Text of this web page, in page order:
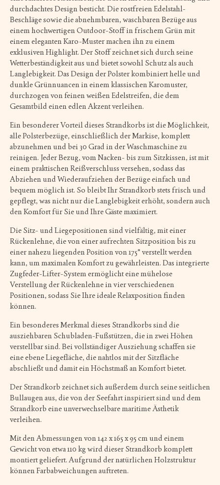
durchdachtes Design besticht. Die rostfreien Edelstahl-
Beschläge sowie die abnehmbaren, waschbaren Bezüge aus
einem hochwertigen Outdoor-Stoff in frischem Grün mit
einem eleganten Karo-Muster machen ihn zu einem
exklusiven Highlight. Der Stoff zeichnet sich durch seine
Wetterbeständigkeit aus und bietet sowohl Schutz als auch
Langlebigkeit. Das Design der Polster kombiniert helle und
dunkle Grünnuancen in einem klassischen Karomuster,
durchzogen von feinen weißen Edelstreifen, die dem
Gesamtbild einen edlen Akzent verleihen.
Ein besonderer Vorteil dieses Strandkorbs ist die Möglichkeit,
alle Polsterbezüge, einschließlich der Markise, komplett
abzunehmen und bei 30 Grad in der Waschmaschine zu
reinigen. Jeder Bezug, vom Nacken- bis zum Sitzkissen, ist mit
einem praktischen Reißverschluss versehen, sodass das
Abziehen und Wiederaufziehen der Bezüge einfach und
bequem möglich ist. So bleibt Ihr Strandkorb stets frisch und
gepflegt, was nicht nur die Langlebigkeit erhöht, sondern auch
den Komfort für Sie und Ihre Gäste maximiert.
Die Sitz- und Liegepositionen sind vielfältig, mit einer
Rückenlehne, die von einer aufrechten Sitzposition bis zu
einer nahezu liegenden Position von 175° verstellt werden
kann, um maximalen Komfort zu gewährleisten. Das integrierte
Zugfeder-Lifter-System ermöglicht eine mühelose
Verstellung der Rückenlehne in vier verschiedenen
Positionen, sodass Sie Ihre ideale Relaxposition finden
können.
Ein besonderes Merkmal dieses Strandkorbs sind die
ausziehbaren Schubladen-Fußstützen, die in zwei Höhen
verstellbar sind. Bei vollständiger Ausziehung schaffen sie
eine ebene Liegefläche, die nahtlos mit der Sitzfläche
abschließt und damit ein Höchstmaß an Komfort bietet.
Der Strandkorb zeichnet sich außerdem durch seine seitlichen
Bullaugen aus, die von der Seefahrt inspiriert sind und dem
Strandkorb eine unverwechselbare maritime Ästhetik
verleihen.
Mit den Abmessungen von 142 x 165 x 95 cm und einem
Gewicht von etwa 110 kg wird dieser Strandkorb komplett
montiert geliefert. Aufgrund der natürlichen Holzstruktur
können Farbabweichungen auftreten.